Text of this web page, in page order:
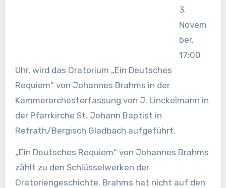
3.
Novem
ber,
17:00
Uhr, wird das Oratorium „Ein Deutsches
Requiem“ von Johannes Brahms in der
Kammerorchesterfassung von J. Linckelmann in
der Pfarrkirche St. Johann Baptist in
Refrath/Bergisch Gladbach aufgeführt.
„Ein Deutsches Requiem“ von Johannes Brahms
zählt zu den Schlüsselwerken der
Oratoriengeschichte. Brahms hat nicht auf den